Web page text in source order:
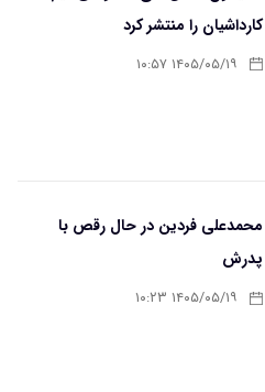
کارداشیان را منتشر کرد
۱۴۰۵/۰۵/۱۹ ۱۰:۵۷
محمدعلی فردین در حال رقص با
پدرش
۱۴۰۵/۰۵/۱۹ ۱۰:۲۳